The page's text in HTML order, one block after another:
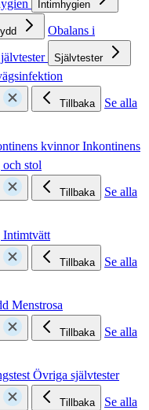
Intimhygien
Obalans i
Självtester
Tillbaka
Se alla
kvinnorInkontinens
och stol
Tillbaka
Se alla
Intimtvätt
Tillbaka
Se alla
Menstrosa
Tillbaka
Se alla
Övriga självtester
Tillbaka
Se alla